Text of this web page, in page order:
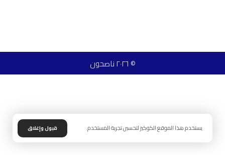
© ٢٠٢٦ ناصحون
يستخدم هذا الموقع الكوكيز لتحسين تجربة المستخدم. قبول وإغلاق